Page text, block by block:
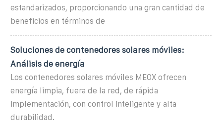
estandarizados, proporcionando una gran cantidad de
beneficios en términos de
Soluciones de contenedores solares móviles:
Análisis de energía
Los contenedores solares móviles MEOX ofrecen
energía limpia, fuera de la red, de rápida
implementación, con control inteligente y alta
durabilidad.